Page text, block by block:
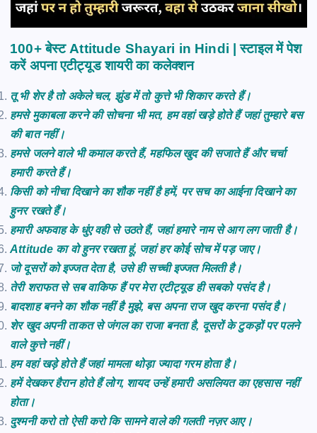
100+ बेस्ट Attitude Shayari in Hindi | स्टाइल में पेश
करें अपना एटीट्यूड शायरी का कलेक्शन
तू भी शेर है तो अकेले चल, झुंड में तो कुत्ते भी शिकार करते हैं।
हमसे मुकाबला करने की सोचना भी मत, हम वहां खड़े होते हैं जहां तुम्हारे बस
की बात नहीं।
हमसे जलने वाले भी कमाल करते हैं, महफिल खुद की सजाते हैं और चर्चा
हमारी करते हैं।
किसी को नीचा दिखाने का शौक नहीं है हमें, पर सच का आईना दिखाने का
हुनर रखते हैं।
हमारी अफवाह के धुंए वही से उठते हैं, जहां हमारे नाम से आग लग जाती है।
Attitude का वो हुनर रखता हूं, जहां हर कोई सोच में पड़ जाए।
जो दूसरों को इज्जत देता है, उसे ही सच्ची इज्जत मिलती है।
तेरी शराफत से सब वाकिफ हैं पर मेरा एटीट्यूड ही सबको पसंद है।
बादशाह बनने का शौक नहीं है मुझे, बस अपना राज खुद करना पसंद है।
शेर खुद अपनी ताकत से जंगल का राजा बनता है, दूसरों के टुकड़ों पर पलने
वाले कुत्ते नहीं।
हम वहां खड़े होते हैं जहां मामला थोड़ा ज्यादा गरम होता है।
हमें देखकर हैरान होते हैं लोग, शायद उन्हें हमारी असलियत का एहसास नहीं
होता।
दुश्मनी करो तो ऐसी करो कि सामने वाले की गलती नज़र आए।